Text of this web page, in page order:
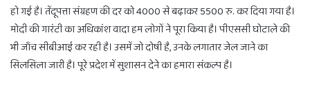
हो गई है। तेंदूपत्ता संग्रहण की दर को 4000 से बढ़ाकर 5500 रु. कर दिया गया है।
मोदी की गारंटी का अधिकांश वादा हम लोगों ने पूरा किया है। पीएससी घोटाले की
भी जाँच सीबीआई कर रही है। उसमें जो दोषी है, उनके लगातार जेल जाने का
सिलसिला जारी है। पूरे प्रदेश में सुशासन देने का हमारा संकल्प है।